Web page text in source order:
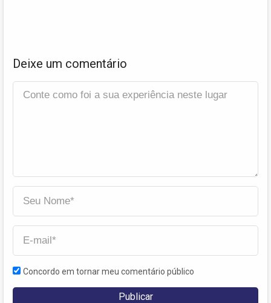
Deixe um comentário
Concordo em tornar meu comentário público